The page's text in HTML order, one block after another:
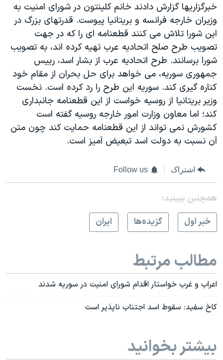
خبرگزاريها گزارش دادند خانم کلينتون در شورای امنيت به
وزيران خارجه فرانسه و بريتانيا پيوست. قدرتهای بزرگ در
اين شورا تلاش می کنند قطعنامه ای را که در جهت
تصويب طرح صلح اتحاديه عرب تهيه کرده اند، به تصويب
شورا برسانند. طرح اتحاديه عرب از بشار اسد، رييس
جمهوری سوريه، می خواهد برای حل بحران از مقام خود
کناره گيری کند. سوريه اين طرح را رد کرده است. نخست
وزير بريتانيا از روسيه خواست از اين قطعنامه جانبداری
کند؛ اما معاون وزارت امور خارجه روسيه گفته است
کشورش نمی تواند از اين قطعنامه حمايت کند چون متن
آن نسبت به دولت اسد تبعيض آميز است.
اشتراک Follow us
همچنبن ببینید:
خبر اول
گزيده‌ها ايران
مطالب مرتبط
اعراب و غرب خواستار اقدام شورای امنيت در سوريه شدند
کاخ سفيد: سقوط اسد اجتناب ناپذير است
بیشتر بخوانید